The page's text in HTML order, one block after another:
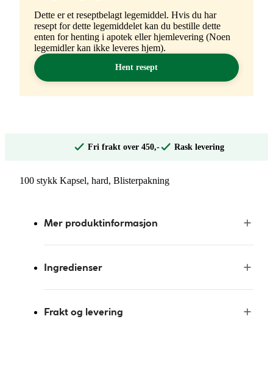
Dette er et reseptbelagt legemiddel. Hvis du har
resept for dette legemiddelet kan du bestille dette
enten for henting i apotek eller hjemlevering (Noen
legemidler kan ikke leveres hjem).
Hent resept
Fri frakt over 450,- Rask levering
100 stykk Kapsel, hard, Blisterpakning
Mer produktinformasjon
Ingredienser
Frakt og levering